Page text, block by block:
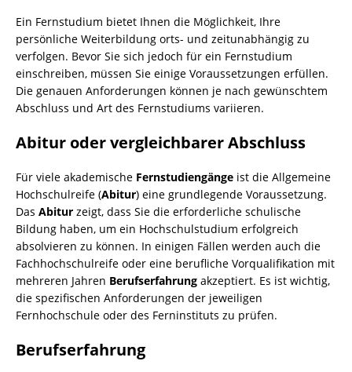
Ein Fernstudium bietet Ihnen die Möglichkeit, Ihre
persönliche Weiterbildung orts- und zeitunabhängig zu
verfolgen. Bevor Sie sich jedoch für ein Fernstudium
einschreiben, müssen Sie einige Voraussetzungen erfüllen.
Die genauen Anforderungen können je nach gewünschtem
Abschluss und Art des Fernstudiums variieren.
Abitur oder vergleichbarer Abschluss
Für viele akademische Fernstudiengänge ist die Allgemeine
Hochschulreife (Abitur) eine grundlegende Voraussetzung.
Das Abitur zeigt, dass Sie die erforderliche schulische
Bildung haben, um ein Hochschulstudium erfolgreich
absolvieren zu können. In einigen Fällen werden auch die
Fachhochschulreife oder eine berufliche Vorqualifikation mit
mehreren Jahren Berufserfahrung akzeptiert. Es ist wichtig,
die spezifischen Anforderungen der jeweiligen
Fernhochschule oder des Ferninstituts zu prüfen.
Berufserfahrung